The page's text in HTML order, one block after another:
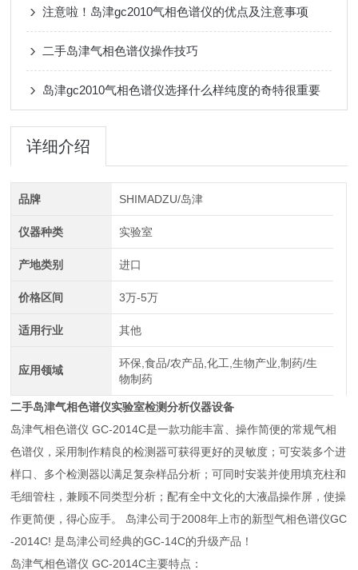
注意啦！岛津gc2010气相色谱仪的优点及注意事项
二手岛津气相色谱仪操作技巧
岛津gc2010气相色谱仪选择什么样纯度的奇特很重要
详细介绍
品牌 SHIMADZU/岛津
仪器种类 实验室
产地类别 进口
价格区间 3万-5万
适用行业 其他
应用领域
环保,食品/农产品,化工,生物产业,制药/生
物制药
二手岛津气相色谱仪实验室检测分析仪器设备
岛津气相色谱仪 GC-2014C是一款功能丰富、操作简便的常规气相
色谱仪，采用制作精良的检测器可获得更好的灵敏度；可安装多个进
样口、多个检测器以满足复杂样品分析；可同时安装并使用填充柱和
毛细管柱，兼顾不同类型分析；配有全中文化的大液晶操作屏，使操
作更简便，得心应手。 岛津公司于2008年上市的新型气相色谱仪GC
-2014C! 是岛津公司经典的GC-14C的升级产品！
岛津气相色谱仪 GC-2014C主要特点：